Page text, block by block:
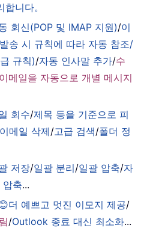
니다。
회신(POP 및 IMAP 지원)/이
송 시 규칙에 따라 자동 참조/
규칙)/자동 인사말 추가/수
메일을 자동으로 개별 메시지
회수/제목 등을 기준으로 피
메일 삭제/고급 검색/폴더 정
저장/일괄 분리/일괄 압축/자
압축...
더 예쁘고 멋진 이모지 제공/
/Outlook 종료 대신 최소화...